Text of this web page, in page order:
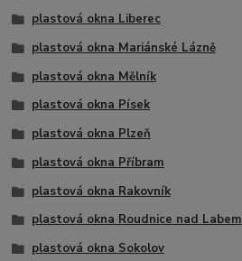
plastová okna Liberec
plastová okna Mariánské Lázně
plastová okna Mělník
plastová okna Písek
plastová okna Plzeň
plastová okna Příbram
plastová okna Rakovník
plastová okna Roudnice nad Labem
plastová okna Sokolov